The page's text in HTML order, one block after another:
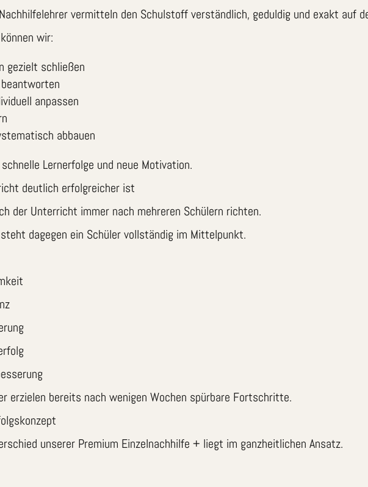
vermitteln den Schulstoff verständlich, geduldig und exakt auf
wir:
gezielt schließen
anpassen
abbauen
Lernerfolge und neue Motivation.
deutlich erfolgreicher ist
der Unterricht immer nach mehreren Schülern richten.
dagegen ein Schüler vollständig im Mittelpunkt.
erzielen bereits nach wenigen Wochen spürbare Fortschritte.
unserer Premium Einzelnachhilfe + liegt im ganzheitlichen Ansatz.